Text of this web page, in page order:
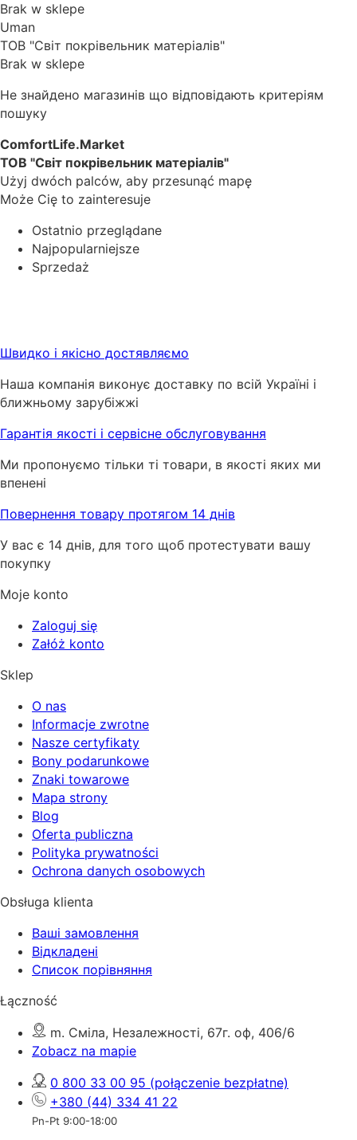
Brak w sklepe
Uman
ТОВ "Світ покрівельник матеріалів"
Brak w sklepe
Не знайдено магазинів що відповідають критеріям
пошуку
ComfortLife.Market
ТОВ "Світ покрівельник матеріалів"
Użyj dwóch palców, aby przesunąć mapę
Może Cię to zainteresuje
Ostatnio przeglądane
Najpopularniejsze
Sprzedaż
Швидко і якісно достявляємо
Наша компанія виконує доставку по всій Україні і
ближньому зарубіжжі
Гарантія якості і сервісне обслуговування
Ми пропонуємо тільки ті товари, в якості яких ми
впенені
Повернення товару протягом 14 днів
У вас є 14 днів, для того щоб протестувати вашу
покупку
Moje konto
Zaloguj się
Załóż konto
Sklep
O nas
Informacje zwrotne
Nasze certyfikaty
Bony podarunkowe
Znaki towarowe
Mapa strony
Blog
Oferta publiczna
Polityka prywatności
Ochrona danych osobowych
Obsługa klienta
Ваші замовлення
Відкладені
Список порівняння
Łączność
m. Сміла, Незалежності, 67г. оф, 406/6
Zobacz na mapie
0 800 33 00 95 (połączenie bezpłatne)
+380 (44) 334 41 22
Pn-Pt 9:00-18:00